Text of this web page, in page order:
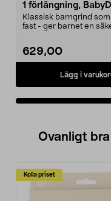
1 förlängning,
Klassisk barngrind
fast - ger barnet en
629,00
Lägg i
Ovanligt
Kolla priset